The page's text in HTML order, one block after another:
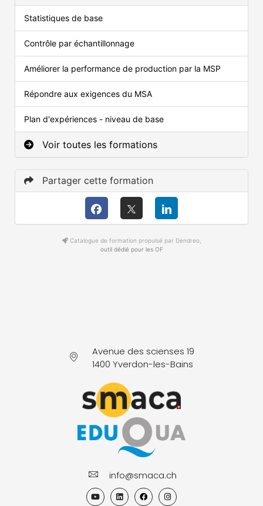
Statistiques de base
Contrôle par échantillonnage
Améliorer la performance de production par la MSP
Répondre aux exigences du MSA
Plan d'expériences - niveau de base
Voir toutes les formations
Partager cette formation
Catalogue de formation propulsé par Dendreo,
outil dédié pour les OF
Avenue des scienses 19
1400 Yverdon-les-Bains
info@smaca.ch
Y
o
L
i
F
a
I
n